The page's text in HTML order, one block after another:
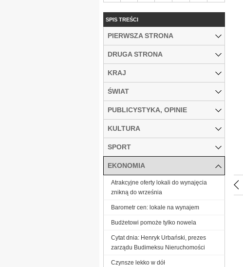
SPIS TREŚCI
PIERWSZA STRONA
DRUGA STRONA
KRAJ
ŚWIAT
PUBLICYSTYKA, OPINIE
KULTURA
SPORT
EKONOMIA
Atrakcyjne oferty lokali do wynajęcia
znikną do września
Barometr cen: lokale na wynajem
Budżetowi pomoże tylko nowela
Cytat dnia: Henryk Urbański, prezes
zarządu Budimeksu Nieruchomości
Czynsze lekko w dół